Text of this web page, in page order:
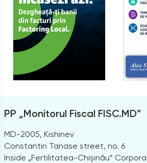
PP „Monitorul Fiscal FISC.MD”
MD-2005, Kishinev
Constantin Tanase street, no. 6
Inside „Fertilitatea-Chișinău”